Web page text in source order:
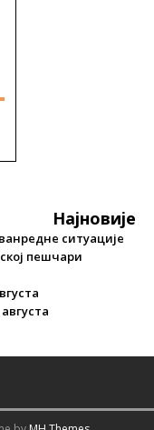
Најновије
ситуације
пешчари